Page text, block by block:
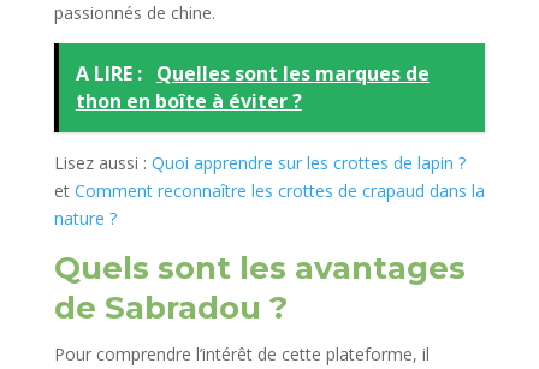
passionnés de chine.
A LIRE : Quelles sont les marques de
thon en boîte à éviter ?
Lisez aussi : Quoi apprendre sur les crottes de lapin ?
et Comment reconnaître les crottes de crapaud dans la
nature ?
Quels sont les avantages
de Sabradou ?
Pour comprendre l’intérêt de cette plateforme, il